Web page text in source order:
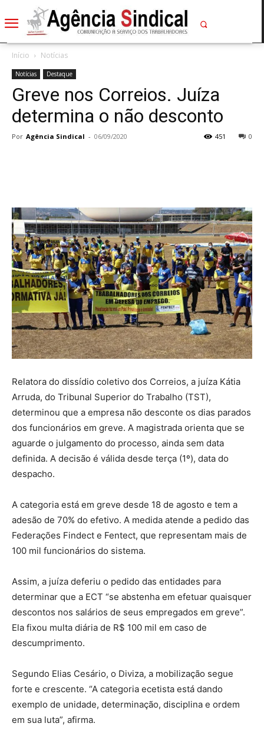
Início Notícias
Notícias Destaque
Greve nos Correios. Juíza
determina o não desconto
Por Agência Sindical - 06/09/2020 0
451
Relatora do dissídio coletivo dos Correios, a juíza Kátia
Arruda, do Tribunal Superior do Trabalho (TST),
determinou que a empresa não desconte os dias parados
dos funcionários em greve. A magistrada orienta que se
aguarde o julgamento do processo, ainda sem data
definida. A decisão é válida desde terça (1º), data do
despacho.
A categoria está em greve desde 18 de agosto e tem a
adesão de 70% do efetivo. A medida atende a pedido das
Federações Findect e Fentect, que representam mais de
100 mil funcionários do sistema.
Assim, a juíza deferiu o pedido das entidades para
determinar que a ECT “se abstenha em efetuar quaisquer
descontos nos salários de seus empregados em greve”.
Ela fixou multa diária de R$ 100 mil em caso de
descumprimento.
Segundo Elias Cesário, o Diviza, a mobilização segue
forte e crescente. “A categoria ecetista está dando
exemplo de unidade, determinação, disciplina e ordem
em sua luta”, afirma.